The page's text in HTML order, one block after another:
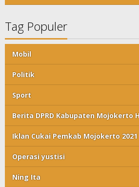
Tag Populer
Mobil
Politik
Sport
Berita DPRD Kabupaten Mojokerto
Iklan Cukai Pemkab Mojokerto 2021
Operasi yustisi
Ning Ita